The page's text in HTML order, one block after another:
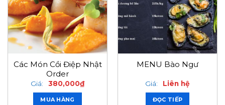
Các Món Cồi Điệp Nhật
Order
Giá: 380,000₫
MUA HÀNG
MENU Bào Ngư
Giá: Liên hệ
ĐỌC TIẾP